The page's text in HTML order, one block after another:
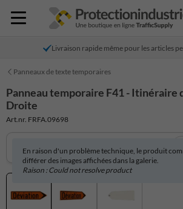
Livraison rapide même pour les articles
Panneaux de texte temporaires
Panneau temporaire F41 - Itinéraire
Droite
Art.nr. FRFA.09698
En raison d'un problème technique, le produit
différer des images affichées dans la galerie.
Raison : Could not resolve product